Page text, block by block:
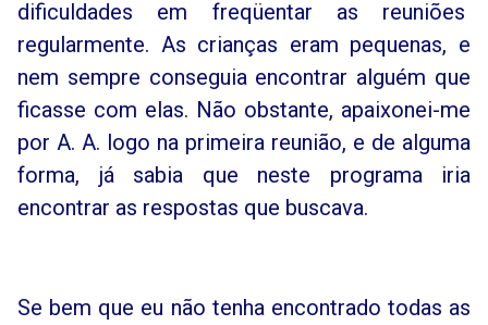
dificuldades em freqüentar as reuniões
regularmente. As crianças eram pequenas, e
nem sempre conseguia encontrar alguém que
ficasse com elas. Não obstante, apaixonei-me
por A. A. logo na primeira reunião, e de alguma
forma, já sabia que neste programa iria
encontrar as respostas que buscava.
Se bem que eu não tenha encontrado todas as